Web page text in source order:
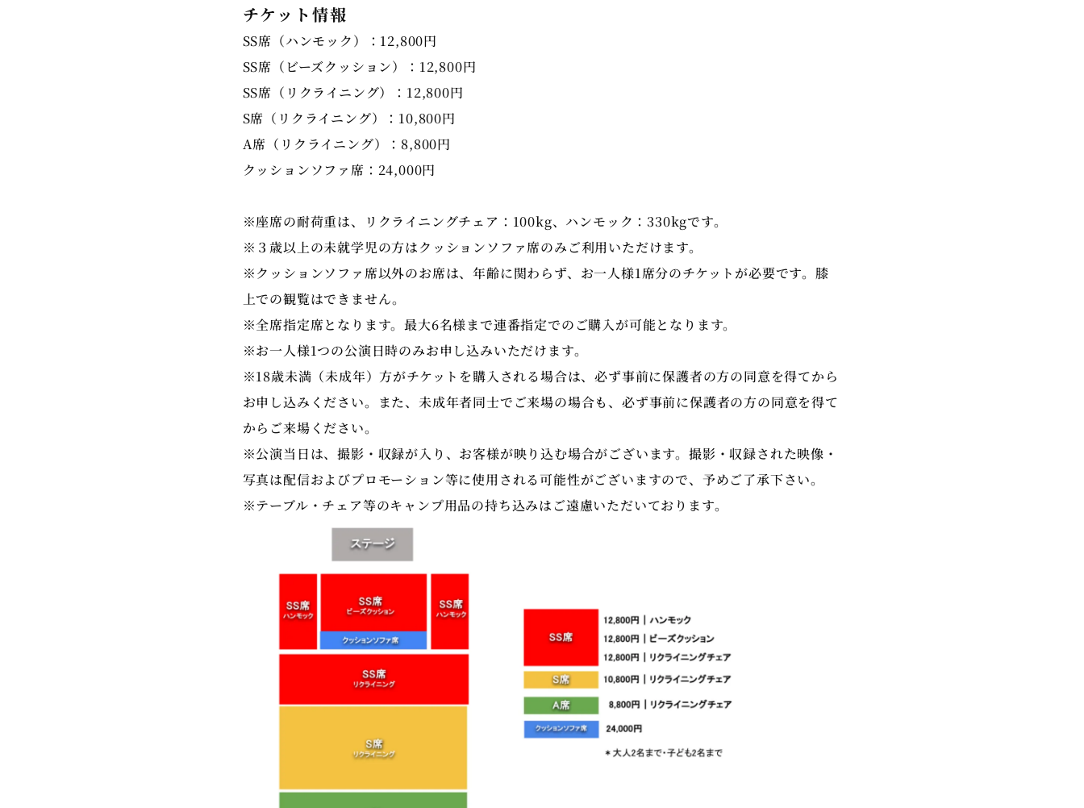
チケット情報
SS席（ハンモック）：12,800円
SS席（ビーズクッション）：12,800円
SS席（リクライニング）：12,800円
S席（リクライニング）：10,800円
A席（リクライニング）：8,800円
クッションソファ席：24,000円
※座席の耐荷重は、リクライニングチェア：100kg、ハンモック：330kgです。
※３歳以上の未就学児の方はクッションソファ席のみご利用いただけます。
※クッションソファ席以外のお席は、年齢に関わらず、お一人様1席分のチケットが必要です。膝
上での観覧はできません。
※全席指定席となります。最大6名様まで連番指定でのご購入が可能となります。
※お一人様1つの公演日時のみお申し込みいただけます。
※18歳未満（未成年）方がチケットを購入される場合は、必ず事前に保護者の方の同意を得てから
お申し込みください。また、未成年者同士でご来場の場合も、必ず事前に保護者の方の同意を得て
からご来場ください。
※公演当日は、撮影・収録が入り、お客様が映り込む場合がございます。撮影・収録された映像・
写真は配信およびプロモーション等に使用される可能性がございますので、予めご了承下さい。